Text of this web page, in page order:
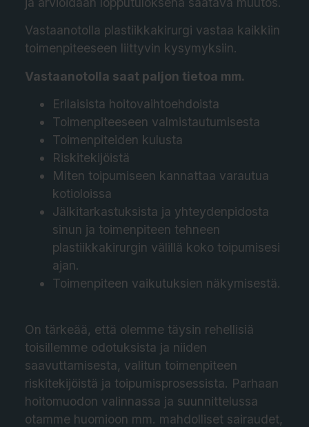
Vastaanotolla plastiikkakirurgi vastaa kaikkiin
toimenpiteeseen liittyvin kysymyksiin.
Vastaanotolla saat paljon tietoa mm.
Erilaisista hoitovaihtoehdoista
Toimenpiteeseen valmistautumisesta
Toimenpiteiden kulusta
Riskitekijöistä
Miten toipumiseen kannattaa varautua
kotioloissa
Jälkitarkastuksista ja yhteydenpidosta
sinun ja toimenpiteen tehneen
plastiikkakirurgin välillä koko toipumisesi
ajan.
Toimenpiteen vaikutuksien näkymisestä.
On tärkeää, että olemme täysin rehellisiä
toisillemme odotuksista ja niiden
saavuttamisesta, valitun toimenpiteen
riskitekijöistä ja toipumisprosessista. Parhaan
hoitomuodon valinnassa ja suunnittelussa
otamme huomioon mm. mahdolliset sairaudet,